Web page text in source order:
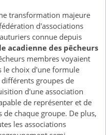
transformation majeure
d'associations
connue depuis
acadienne des pêcheurs
membres voyaient
le choix d'une formule
groupes de
d'une association
de représenter et de
chaque groupe. De plus,
les associations